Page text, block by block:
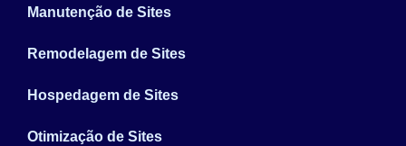
Manutenção de Sites
Remodelagem de Sites
Hospedagem de Sites
Otimização de Sites